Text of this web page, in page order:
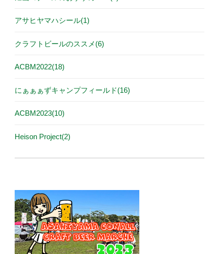
アサヒヤマハシール(1)
クラフトビールのススメ(6)
ACBM2022(18)
にぁぁぁずキャンプフィールド(16)
ACBM2023(10)
Heison Project(2)